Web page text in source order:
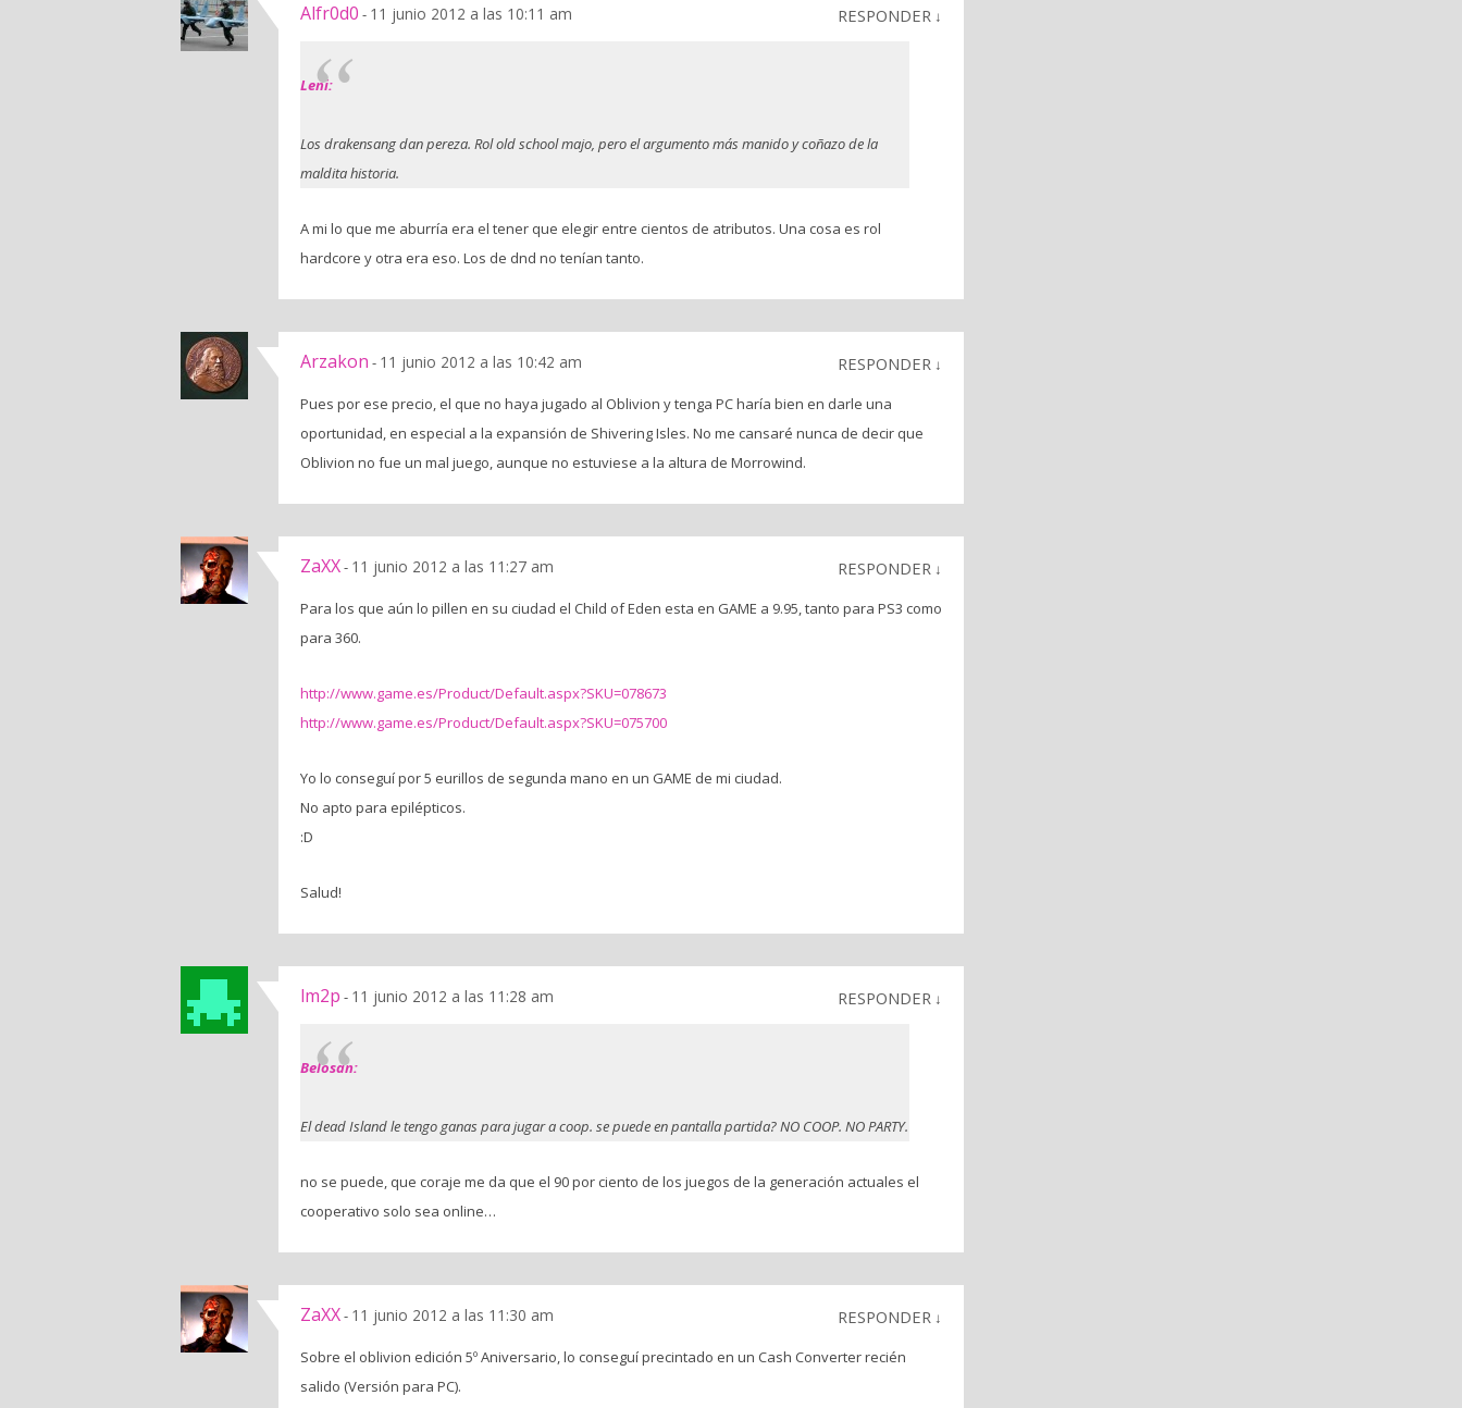
Alfr0d0 - 11 junio 2012 a las 10:11 am RESPONDER ↓
Leni:
Los drakensang dan pereza. Rol old school majo, pero el argumento más manido y coñazo de la
maldita historia.
A mi lo que me aburría era el tener que elegir entre cientos de atributos. Una cosa es rol
hardcore y otra era eso. Los de dnd no tenían tanto.
Arzakon - 11 junio 2012 a las 10:42 am RESPONDER ↓
Pues por ese precio, el que no haya jugado al Oblivion y tenga PC haría bien en darle una
oportunidad, en especial a la expansión de Shivering Isles. No me cansaré nunca de decir que
Oblivion no fue un mal juego, aunque no estuviese a la altura de Morrowind.
ZaXX- 11 junio 2012 a las 11:27 am RESPONDER ↓
Para los que aún lo pillen en su ciudad el Child of Eden esta en GAME a 9.95, tanto para PS3 como
para 360.
http://www.game.es/Product/Default.aspx?SKU=078673
http://www.game.es/Product/Default.aspx?SKU=075700
Yo lo conseguí por 5 eurillos de segunda mano en un GAME de mi ciudad.
No apto para epilépticos.
:D
Salud!
lm2p - 11 junio 2012 a las 11:28 am RESPONDER ↓
Belosan:
El dead Island le tengo ganas para jugar a coop. se puede en pantalla partida? NO COOP. NO PARTY.
no se puede, que coraje me da que el 90 por ciento de los juegos de la generación actuales el
cooperativo solo sea online…
ZaXX- 11 junio 2012 a las 11:30 am RESPONDER ↓
Sobre el oblivion edición 5º Aniversario, lo conseguí precintado en un Cash Converter recién
salido (Versión para PC).